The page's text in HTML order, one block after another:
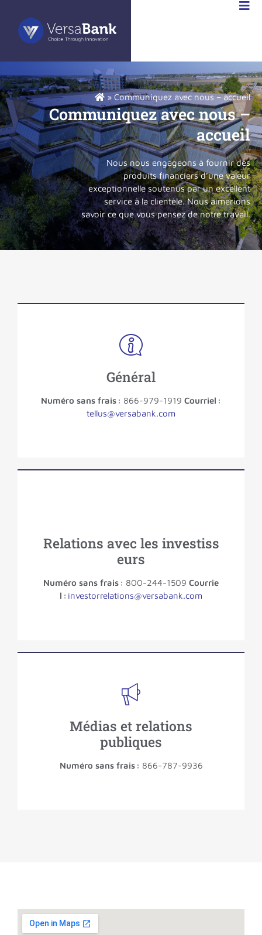
EN
» Communiquez avec nous – accueil
Communiquez avec nous –
accueil
Nous nous engageons à fournir des
produits financiers d’une valeur
exceptionnelle soutenus par un excellent
service à la clientèle. Nous aimerions
savoir ce que vous pensez de notre travail.
Général
Numéro sans frais : 866-979-1919 Courriel :
tellus@versabank.com
Relations avec les investiss
eurs
Numéro sans frais : 800-244-1509 Courrie
l : investorrelations@versabank.com
Médias et relations
publiques
Numéro sans frais : 866-787-9936